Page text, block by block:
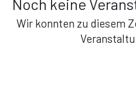
Noch keine
Wir konnten zu diesem